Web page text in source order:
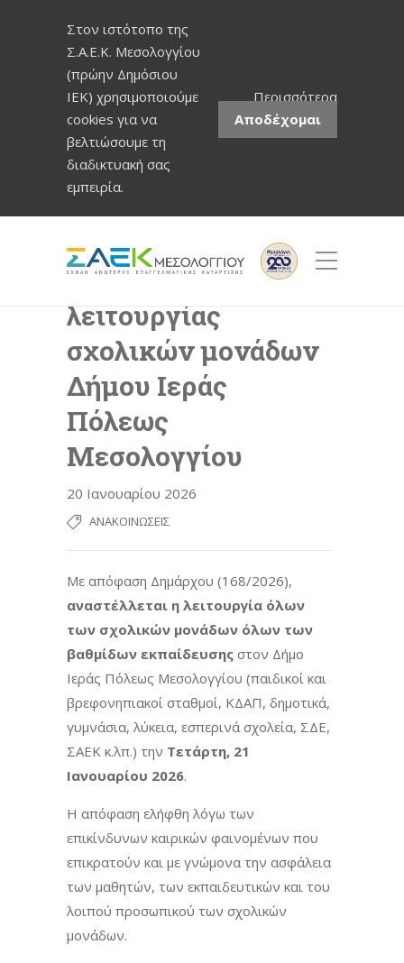
Στον ιστότοπο της
Σ.Α.Ε.Κ. Μεσολογγίου
(πρώην Δημόσιου
ΙΕΚ) χρησιμοποιούμε
cookies για να
βελτιώσουμε τη
διαδικτυακή σας
εμπειρία.
Περισσότερα
Αποδέχομαι
Αναστολή
λειτουργίας
σχολικών μονάδων
Δήμου Ιεράς
Πόλεως
Μεσολογγίου
20 Ιανουαρίου 2026
ΑΝΑΚΟΙΝΏΣΕΙΣ
Με απόφαση Δημάρχου (168/2026),
αναστέλλεται η λειτουργία όλων
των σχολικών μονάδων όλων των
βαθμίδων εκπαίδευσης στον Δήμο
Ιεράς Πόλεως Μεσολογγίου (παιδικοί και
βρεφονηπιακοί σταθμοί, ΚΔΑΠ, δημοτικά,
γυμνάσια, λύκεια, εσπερινά σχολεία, ΣΔΕ,
ΣΑΕΚ κ.λπ.) την Τετάρτη, 21
Ιανουαρίου 2026.
Η απόφαση ελήφθη λόγω των
επικίνδυνων καιρικών φαινομένων που
επικρατούν και με γνώμονα την ασφάλεια
των μαθητών, των εκπαιδευτικών και του
λοιπού προσωπικού των σχολικών
μονάδων.